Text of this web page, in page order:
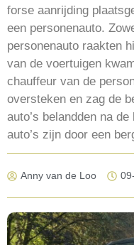
forse aanrijding
een personenauto.
personenauto raakten
van de voertuigen
chauffeur van de
oversteken en zag de
auto’s belandden na
auto’s zijn door een
Anny van de Loo